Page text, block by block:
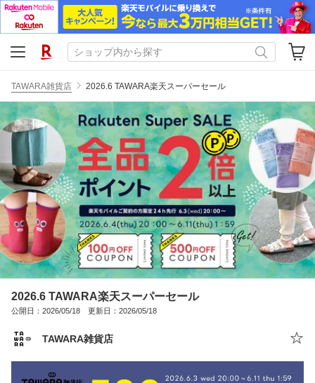
TAWARA雑貨店 2026.6 TAWARA楽天スーパーセール
2026.6 TAWARA楽天スーパーセール
公開日：2026/05/18 更新日：2026/05/18
TAWARA雑貨店